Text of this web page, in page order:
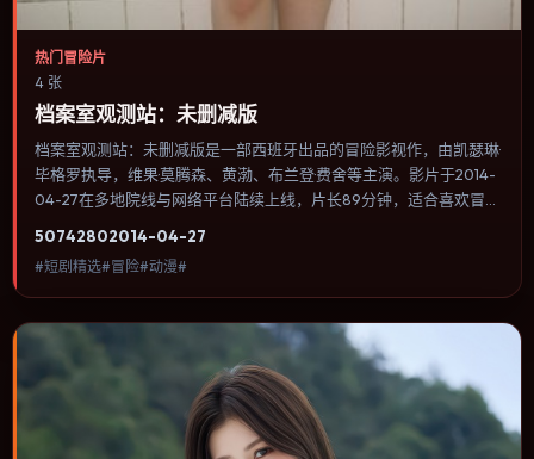
热门冒险片
4 张
档案室观测站：未删减版
档案室观测站：未删减版是一部西班牙出品的冒险影视作，由凯瑟琳·
毕格罗执导，维果·莫腾森、黄渤、布兰登·费舍等主演。影片于2014-
04-27在多地院线与网络平台陆续上线，片长89分钟，适合喜欢冒险
情节推进，节奏与视听语言统一，可作为休闲观影或类型片补片的选
择。
50742802014-04-27
#短剧精选#冒险#动漫#